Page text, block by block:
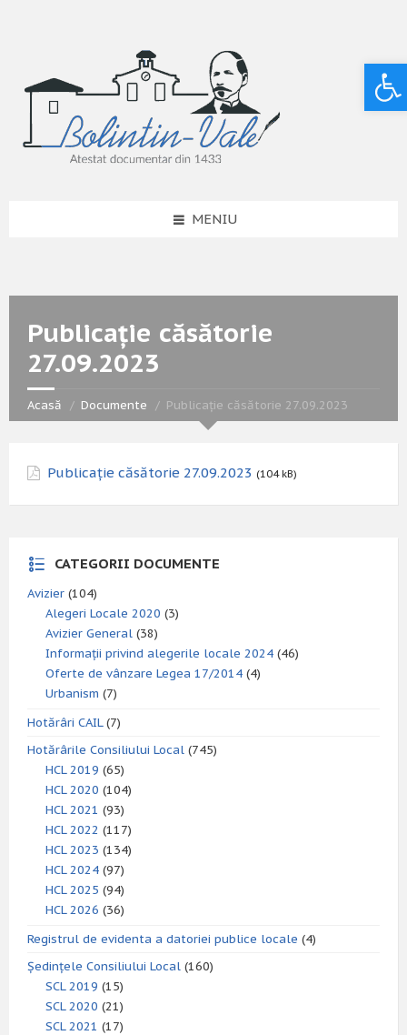
MENIU
Publicație căsătorie
27.09.2023
Acasă Documente Publicație căsătorie 27.09.2023
Publicație căsătorie 27.09.2023 (104 kB)
CATEGORII DOCUMENTE
Avizier (104)
Alegeri Locale 2020 (3)
Avizier General (38)
Informații privind alegerile locale 2024 (46)
Oferte de vânzare Legea 17/2014 (4)
Urbanism (7)
Hotărâri CAIL(7)
Hotărârile Consiliului Local (745)
HCL 2019 (65)
HCL 2020 (104)
HCL 2021 (93)
HCL 2022 (117)
HCL 2023 (134)
HCL 2024 (97)
HCL 2025 (94)
HCL 2026 (36)
Registrul de evidenta a datoriei publice locale (4)
Ședințele Consiliului Local (160)
SCL 2019 (15)
SCL 2020 (21)
SCL 2021 (17)
Deschide bara de unelte